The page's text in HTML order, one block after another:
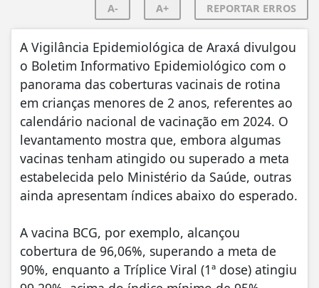
A- A+ REPORTAR ERROS
A Vigilância Epidemiológica de Araxá divulgou
o Boletim Informativo Epidemiológico com o
panorama das coberturas vacinais de rotina
em crianças menores de 2 anos, referentes ao
calendário nacional de vacinação em 2024. O
levantamento mostra que, embora algumas
vacinas tenham atingido ou superado a meta
estabelecida pelo Ministério da Saúde, outras
ainda apresentam índices abaixo do esperado.
A vacina BCG, por exemplo, alcançou
cobertura de 96,06%, superando a meta de
90%, enquanto a Tríplice Viral (1ª dose) atingiu